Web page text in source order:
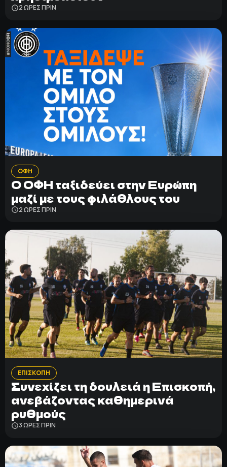
2 ΩΡΕΣ ΠΡΙΝ
ΟΦΗ
Ο ΟΦΗ ταξιδεύει στην Ευρώπη
μαζί με τους φιλάθλους του
2 ΩΡΕΣ ΠΡΙΝ
ΕΠΙΣΚΟΠΗ
Συνεχίζει τη δουλειά η Επισκοπή,
ανεβάζοντας καθημερινά
ρυθμούς
3 ΩΡΕΣ ΠΡΙΝ